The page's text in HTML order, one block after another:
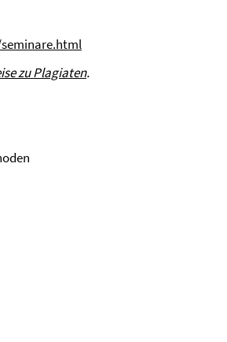
zu Plagiaten.